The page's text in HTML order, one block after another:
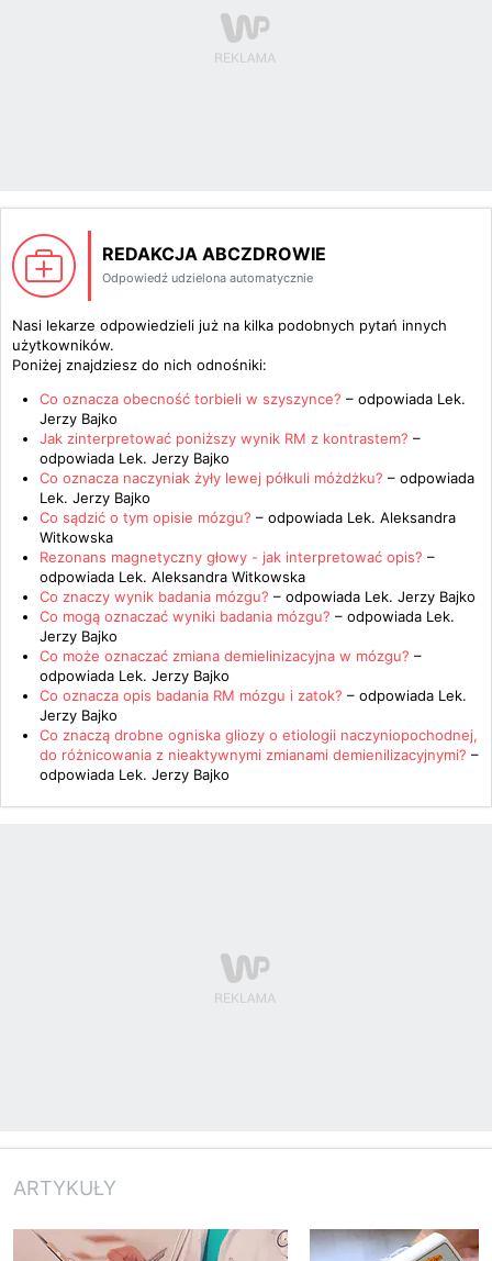
REDAKCJA ABCZDROWIE
Odpowiedź udzielona automatycznie
Nasi lekarze odpowiedzieli już na kilka podobnych pytań innych
użytkowników.
Poniżej znajdziesz do nich odnośniki:
Co oznacza obecność torbieli w szyszynce? – odpowiada Lek.
Jerzy Bajko
Jak zinterpretować poniższy wynik RM z kontrastem? –
odpowiada Lek. Jerzy Bajko
Co oznacza naczyniak żyły lewej półkuli móżdżku? – odpowiada
Lek. Jerzy Bajko
Co sądzić o tym opisie mózgu? – odpowiada Lek. Aleksandra
Witkowska
Rezonans magnetyczny głowy - jak interpretować opis? –
odpowiada Lek. Aleksandra Witkowska
Co znaczy wynik badania mózgu? – odpowiada Lek. Jerzy Bajko
Co mogą oznaczać wyniki badania mózgu? – odpowiada Lek.
Jerzy Bajko
Co może oznaczać zmiana demielinizacyjna w mózgu? –
odpowiada Lek. Jerzy Bajko
Co oznacza opis badania RM mózgu i zatok? – odpowiada Lek.
Jerzy Bajko
Co znaczą drobne ogniska gliozy o etiologii naczyniopochodnej,
do różnicowania z nieaktywnymi zmianami demienilizacyjnymi? –
odpowiada Lek. Jerzy Bajko
ARTYKUŁY